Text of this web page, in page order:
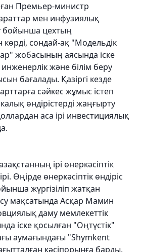
Премьер-министр
мен инфузиялық
бойынша цехтың
сондай-ақ "Модельдік
жобасының аясында іске
және білім беру
бағалады. Қазіргі кезде
сәйкес жұмыс істеп
өндірістерді жаңғырту
аса ірі инвестициялық
ірі өнеркәсіптік
Өңірде өнеркәсіптік өндіріс
жүргізіліп жатқан
мақсатында Асқар Мамин
даму мемлекеттік
іске қосылған "Оңтүстік"
аумағындағы "Shymkent
кәсіпорынға барды.